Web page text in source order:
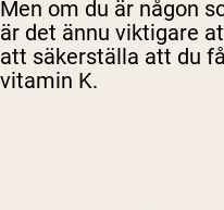
Men om du är någon
är det ännu viktigare
att säkerställa att du
vitamin K.